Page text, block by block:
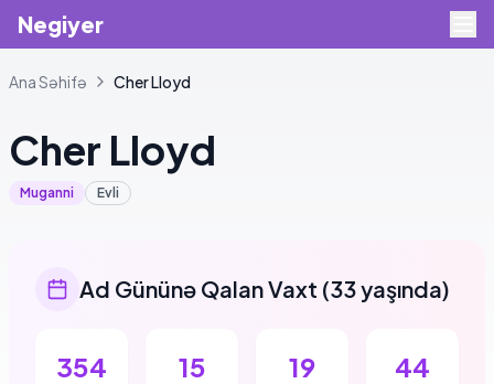
Negiyer
Ana Səhifə CherLloyd
Cher Lloyd
Muganni Evli
Ad Gününə Qalan Vaxt (33 yaşında)
354 15 19 44